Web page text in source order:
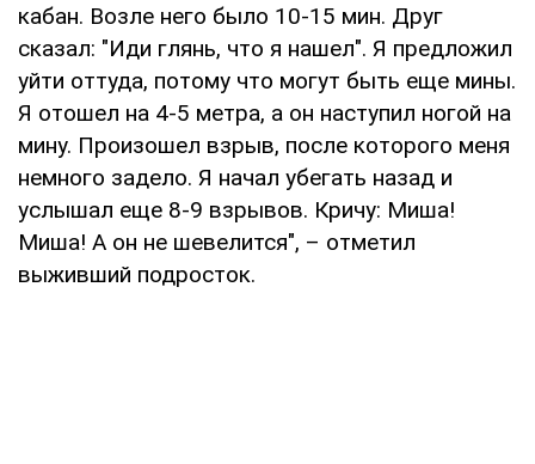
кабан. Возле него было 10-15 мин. Друг
сказал: "Иди глянь, что я нашел". Я предложил
уйти оттуда, потому что могут быть еще мины.
Я отошел на 4-5 метра, а он наступил ногой на
мину. Произошел взрыв, после которого меня
немного задело. Я начал убегать назад и
услышал еще 8-9 взрывов. Кричу: Миша!
Миша! А он не шевелится", – отметил
выживший подросток.